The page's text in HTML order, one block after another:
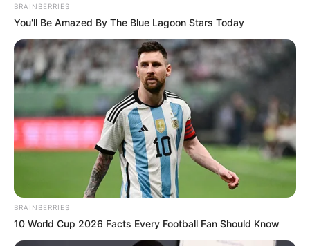
28 Juni 2016
Jumlah Anggota:
8 Member
Fandom:
Danjjak
Edit
Gugudan adalah grup penyanyi wanita asal Korea Selatan yang
dibentuk oleh Jellyfish Entertainment pada tahun 2016. Grup ini
beranggotakan 9 personil, yaitu Mi Mi, Hana, Hae Bin, Na
BRAINBERRIES
You'll Be Amazed By The Blue Lagoon Stars Today
BRAINBERRIES
10 World Cup 2026 Facts Every Football Fan Should Know